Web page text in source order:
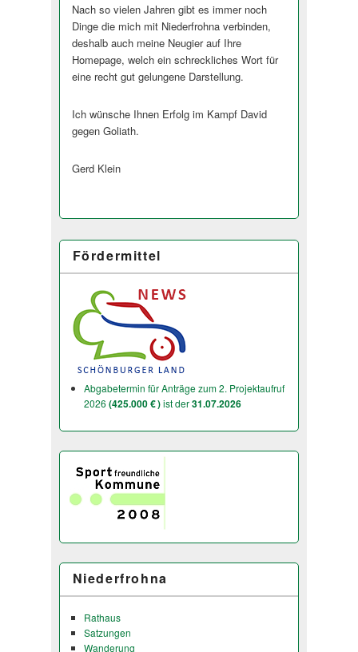
Nach so vielen Jahren gibt es immer noch
Dinge die mich mit Niederfrohna verbinden,
deshalb auch meine Neugier auf Ihre
Homepage, welch ein schreckliches Wort für
eine recht gut gelungene Darstellung.
Ich wünsche Ihnen Erfolg im Kampf David
gegen Goliath.
Gerd Klein
Fördermittel
Abgabetermin für Anträge zum 2. Projektaufruf
2026 (425.000 € )ist der31.07.2026
Niederfrohna
Rathaus
Satzungen
Wanderung